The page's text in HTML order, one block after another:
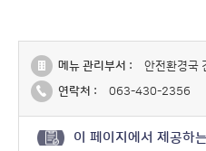
메뉴 관리부서 :
안전환경국
연락처 :
063-430-2356
이 페이지에서 제공하